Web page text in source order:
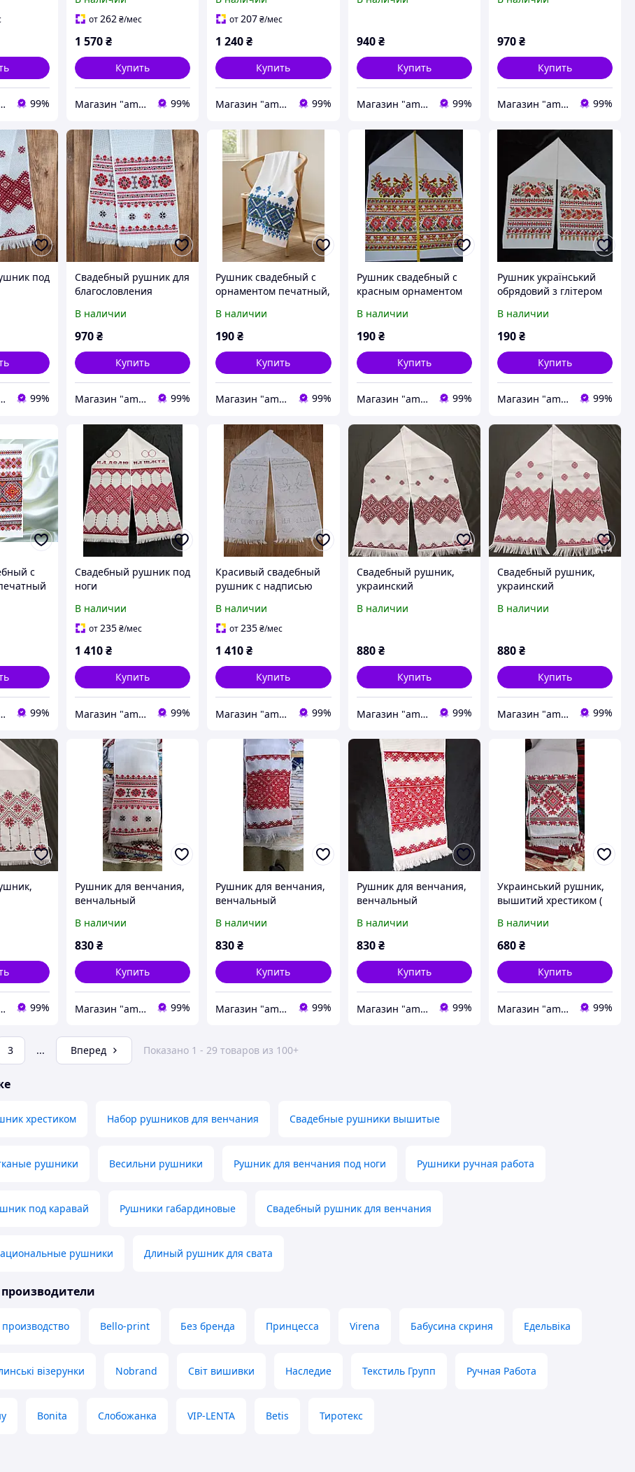
(Амуршоп) 99%
от262 ₴/мес
1 570₴
Купить
Магазин "amourshop.net" (Амуршоп) 99%
на долю"
от207₴/мес
1 240₴
Купить
Магазин "amourshop.net" (Амуршоп) 99%
старинном станке.
940 ₴
Купить
Магазин "amourshop.net" (Амуршоп) 99%
жениха и невесты
970₴
Купить
Магазин "amourshop.net" (Амуршоп) 99%
под
(Амуршоп) 99%
Свадебный рушник для
благословления
В наличии
970₴
Купить
Магазин "amourshop.net" (Амуршоп) 99%
Рушник свадебный с
орнаментом печатный,
В наличии
190₴
Купить
Магазин "amourshop.net" (Амуршоп) 99%
Рушник свадебный с
красным орнаментом
В наличии
190 ₴
Купить
Магазин "amourshop.net" (Амуршоп) 99%
Рушник український
обрядовий з глітером
В наличии
190₴
Купить
Магазин "amourshop.net" (Амуршоп) 99%
с
(Амуршоп) 99%
Свадебный рушник под
ноги
В наличии
от235₴/мес
1 410₴
Купить
Магазин "amourshop.net" (Амуршоп) 99%
Красивый свадебный
рушник с надписью
В наличии
от235₴/мес
1 410₴
Купить
Магазин "amourshop.net" (Амуршоп) 99%
Свадебный рушник,
украинский
В наличии
880 ₴
Купить
Магазин "amourshop.net" (Амуршоп) 99%
Свадебный рушник,
украинский
В наличии
880₴
Купить
Магазин "amourshop.net" (Амуршоп) 99%
(Амуршоп) 99%
Рушник для венчания,
венчальный
В наличии
830₴
Купить
Магазин "amourshop.net" (Амуршоп) 99%
Рушник для венчания,
венчальный
В наличии
830₴
Купить
Магазин "amourshop.net" (Амуршоп) 99%
Рушник для венчания,
венчальный
В наличии
830 ₴
Купить
Магазин "amourshop.net" (Амуршоп) 99%
Украинський рушник,
вышитий хрестиком (
В наличии
680₴
Купить
Магазин "amourshop.net" (Амуршоп) 99%
3 ... Вперед Показано 1 - 29 товаров из 100+
хрестиком Набор рушников для венчания Свадебные рушники вышитые
рушники Весильни рушники Рушник для венчания под ноги Рушники ручная работа
под каравай Рушники габардиновые Свадебный рушник для венчания
рушники Длиный рушник для свата
Bello-print Без бренда Принцесса Virena Бабусина скриня Едельвіка
візерунки Nobrand Світ вишивки Наследие Текстиль Групп Ручная Работа
Bonita Слобожанка VIP-LENTA Betis Тиротекс